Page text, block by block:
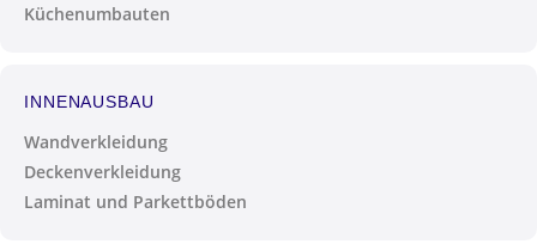
Küchenumbauten
INNENAUSBAU
Wandverkleidung
Deckenverkleidung
Laminat und Parkettböden